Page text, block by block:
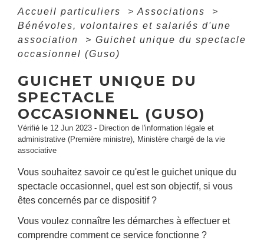
Accueil particuliers > Associations
>
Bénévoles, volontaires et salariés d'une
association
> Guichet unique du spectacle
occasionnel (Guso)
GUICHET UNIQUE DU
SPECTACLE
OCCASIONNEL (GUSO)
Vérifié le 12 Jun 2023 - Direction de l'information légale et
administrative (Première ministre), Ministère chargé de la vie
associative
Vous souhaitez savoir ce qu'est le guichet unique du
spectacle occasionnel, quel est son objectif, si vous
êtes concernés par ce dispositif ?
Vous voulez connaître les démarches à effectuer et
comprendre comment ce service fonctionne ?